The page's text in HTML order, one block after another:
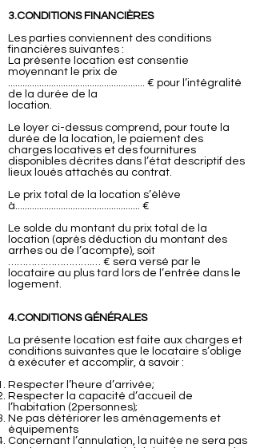
3.CONDITIONS FINANCIÈRES
Les parties conviennent des conditions
financières suivantes :
La présente location est consentie
moyennant le prix de
......................................................... € pour l’intégralité
de la durée de la
location.
Le loyer ci-dessus comprend, pour toute la
durée de la location, le paiement des
charges locatives et des fournitures
disponibles décrites dans l’état descriptif des
lieux loués attachés au contrat.
Le prix total de la location s’élève
à.................................................... €
Le solde du montant du prix total de la
location (après déduction du montant des
arrhes ou de l’acompte), soit
………….…………….… € sera versé par le
locataire au plus tard lors de l’entrée dans le
logement.
4.CONDITIONS GÉNÉRALES
La présente location est faite aux charges et
conditions suivantes que le locataire s’oblige
à exécuter et accomplir, à savoir :
Respecter l’heure d’arrivée;
Respecter la capacité d’accueil de
l’habitation (2personnes);
Ne pas détériorer les aménagements et
équipements
Concernant l’annulation, la nuitée ne sera pas